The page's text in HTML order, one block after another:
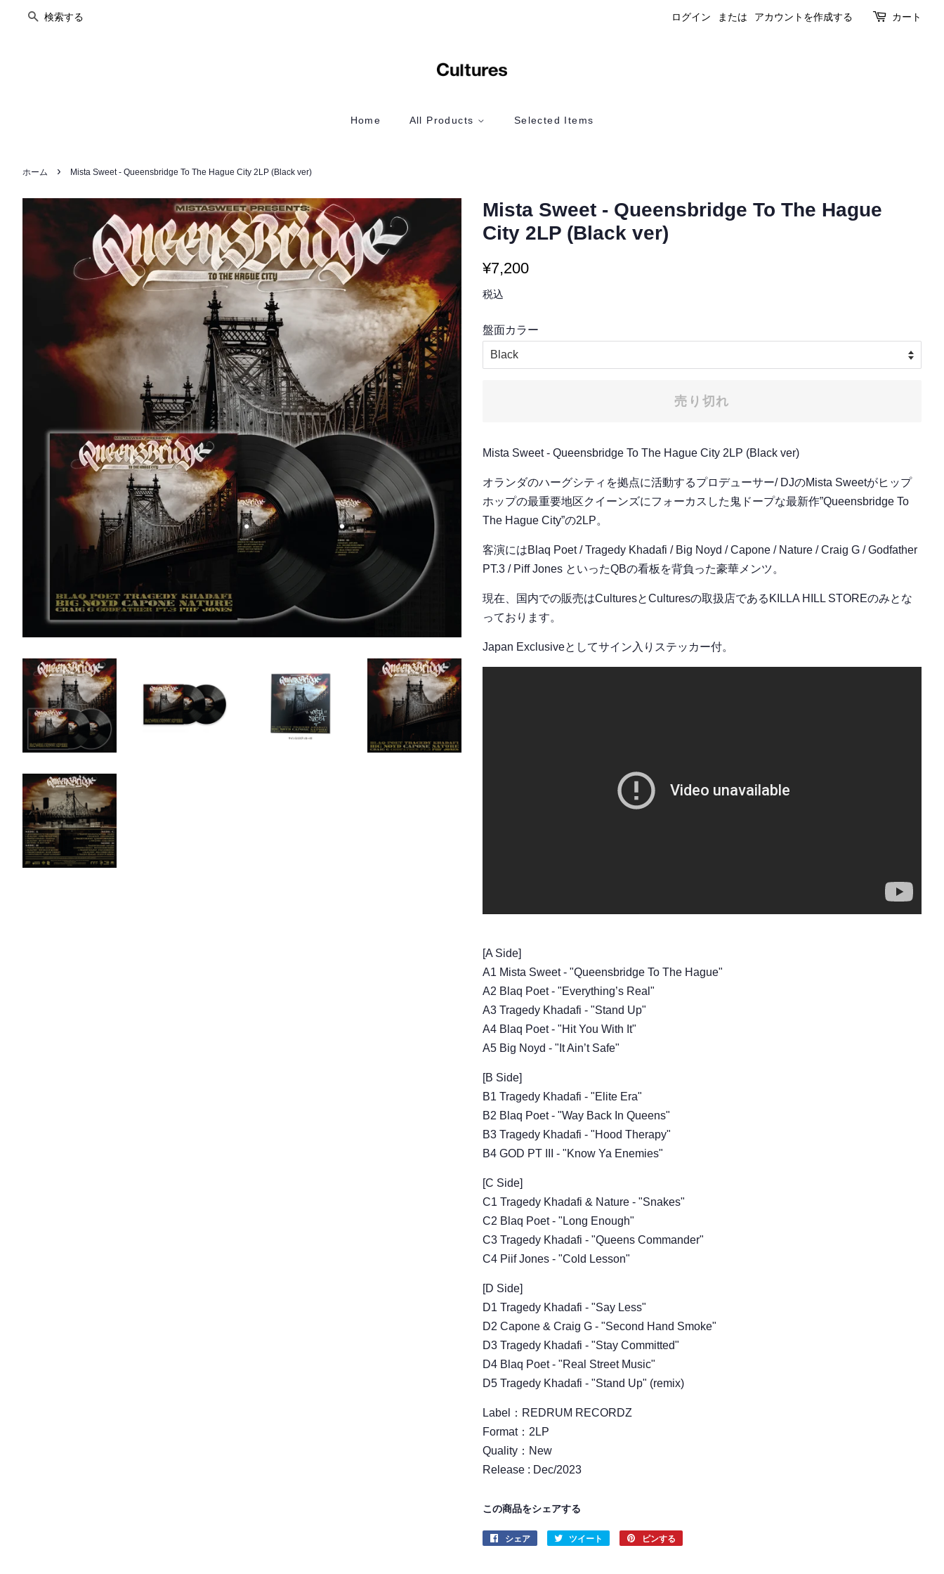
検索する ログイン または アカウントを作成する カート
Home All Products Selected Items
ホーム › Mista Sweet - Queensbridge To The Hague City 2LP (Black ver)
Mista Sweet - Queensbridge To The Hague
City 2LP (Black ver)
通
価
¥7,200
税込
盤面カラー
売り切れ
Mista Sweet - Queensbridge To The Hague City 2LP (Black ver)
オランダのハーグシティを拠点に活動するプロデューサー/ DJのMista Sweetがヒップ
ホップの最重要地区クイーンズにフォーカスした鬼ドープな最新作”Queensbridge To
The Hague City”の2LP。
客演にはBlaq Poet / Tragedy Khadafi / Big Noyd / Capone / Nature / Craig G / Godfather
PT.3 / Piff Jones といったQBの看板を背負った豪華メンツ。
現在、国内での販売はCulturesとCulturesの取扱店であるKILLA HILL STOREのみとな
っております。
Japan Exclusiveとしてサイン入りステッカー付。
[A Side]
A1 Mista Sweet - "Queensbridge To The Hague"
A2 Blaq Poet - "Everything’s Real"
A3 Tragedy Khadafi - "Stand Up"
A4 Blaq Poet - "Hit You With It"
A5 Big Noyd - "It Ain’t Safe"
[B Side]
B1 Tragedy Khadafi - "Elite Era"
B2 Blaq Poet - "Way Back In Queens"
B3 Tragedy Khadafi - "Hood Therapy"
B4 GOD PT III - "Know Ya Enemies"
[C Side]
C1 Tragedy Khadafi & Nature - "Snakes"
C2 Blaq Poet - "Long Enough"
C3 Tragedy Khadafi - "Queens Commander"
C4 Piif Jones - "Cold Lesson"
[D Side]
D1 Tragedy Khadafi - "Say Less"
D2 Capone & Craig G - "Second Hand Smoke"
D3 Tragedy Khadafi - "Stay Committed"
D4 Blaq Poet - "Real Street Music"
D5 Tragedy Khadafi - "Stand Up" (remix)
Label：REDRUM RECORDZ
Format：2LP
Quality：New
Release : Dec/2023
この商品をシェアする
シェア
Facebookツイート
Twitter
ピンする